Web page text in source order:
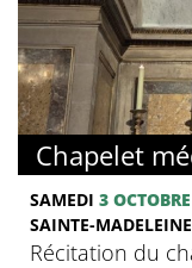
Chapelet
SAMEDI 3 OCTOBRE
SAINTE-
Récitation du